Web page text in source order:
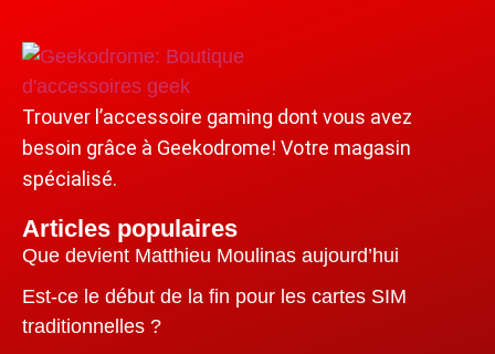
Trouver l’accessoire gaming dont vous avez
besoin grâce à Geekodrome! Votre magasin
spécialisé.
Articles populaires
Que devient Matthieu Moulinas aujourd’hui
Est-ce le début de la fin pour les cartes SIM
traditionnelles ?